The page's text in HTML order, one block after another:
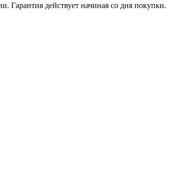
Гарантия действует начиная со дня покупки.